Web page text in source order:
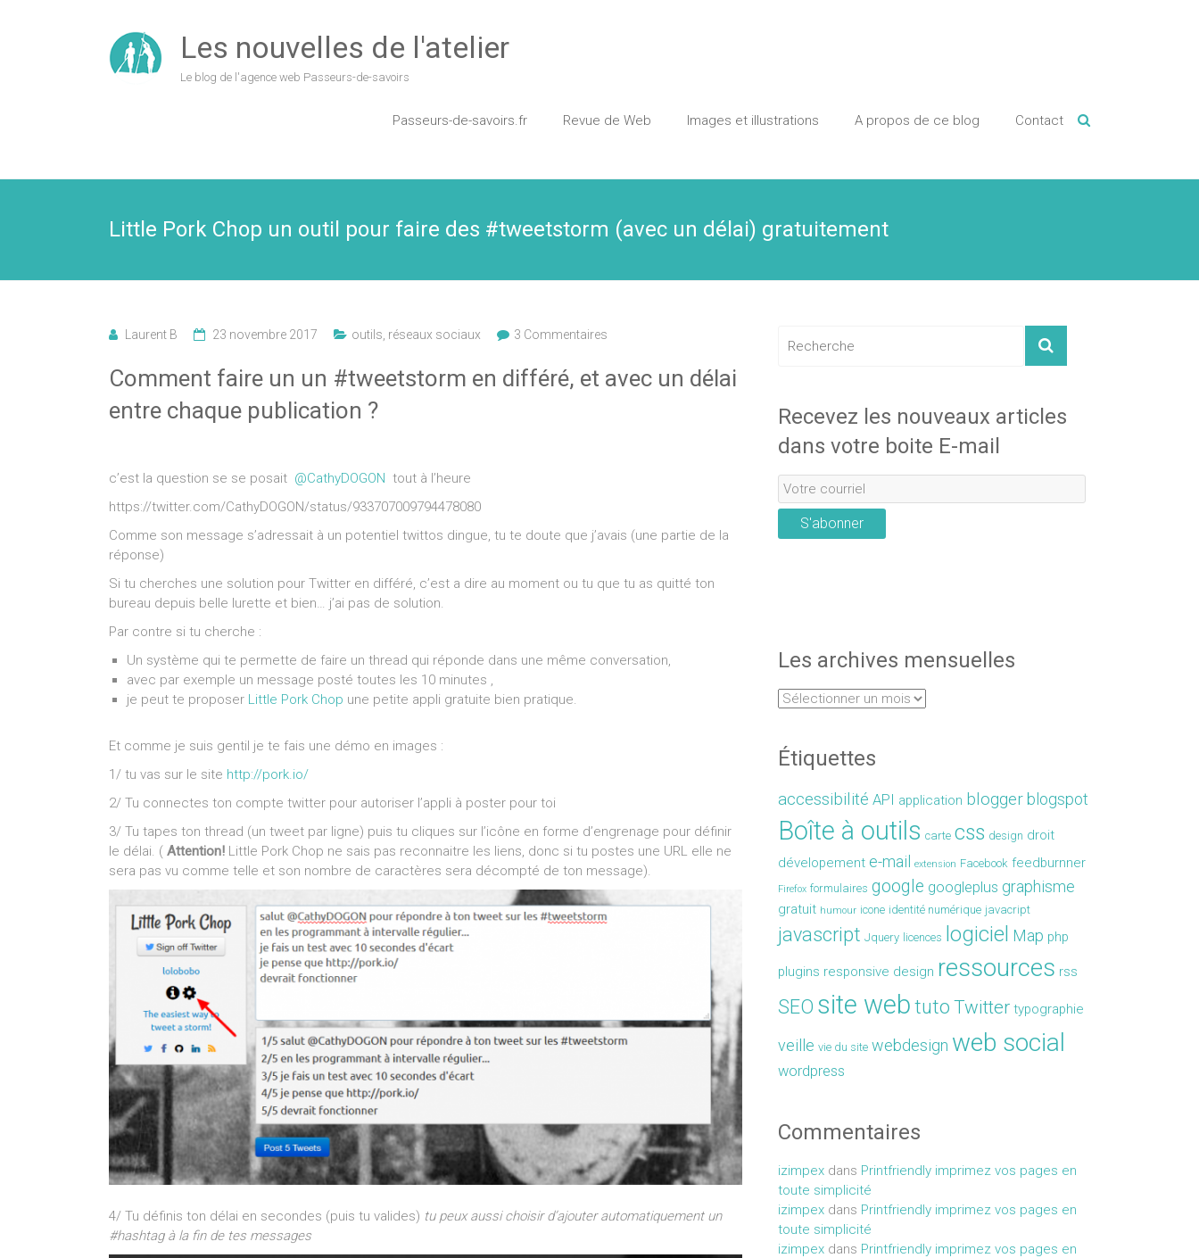
Les nouvelles de l'atelier
Le blog de l'agence web Passeurs-de-savoirs
Passeurs-de-savoirs.fr Revue de Web Images et illustrations A propos de ce blog Contact
Little Pork Chop un outil pour faire des #tweetstorm (avec un délai) gratuitement
Laurent B 23 novembre 2017 outils réseaux sociaux 3 Commentaires
Comment faire un un #tweetstorm en différé, et avec un délai
entre chaque publication ?
c’est la question se se posait @CathyDOGON tout à l’heure
https://twitter.com/CathyDOGON/status/933707009794478080
Comme son message s’adressait à un potentiel twittos dingue, tu te doute que j’avais (une partie de la
réponse)
Si tu cherches une solution pour Twitter en différé, c’est a dire au moment ou tu que tu as quitté ton
bureau depuis belle lurette et bien… j’ai pas de solution.
Par contre si tu cherche :
Un système qui te permette de faire un thread qui réponde dans une même conversation,
avec par exemple un message posté toutes les 10 minutes ,
je peut te proposer Little Pork Chop une petite appli gratuite bien pratique.
Et comme je suis gentil je te fais une démo en images :
1/ tu vas sur le site http://pork.io/
2/ Tu connectes ton compte twitter pour autoriser l’appli à poster pour toi
3/ Tu tapes ton thread (un tweet par ligne) puis tu cliques sur l’icône en forme d’engrenage pour définir
le délai. ( Attention! Little Pork Chop ne sais pas reconnaitre les liens, donc si tu postes une URL elle ne
sera pas vu comme telle et son nombre de caractères sera décompté de ton message).
4/ Tu définis ton délai en secondes (puis tu valides) tu peux aussi choisir d’ajouter automatiquement un
#hashtag à la fin de tes messages
Recevez les nouveaux articles
dans votre boite E-mail
S'abonner
Les archives mensuelles
Étiquettes
accessibilité API application blogger blogspot
Boîte à outils carte css design droit
dévelopement e-mail extension Facebook feedburnner
Firefox formulaires google googleplus graphisme
gratuit humour icone identité numérique javacript
javascript Jquery licences logiciel Map php
plugins responsive design ressources rss
SEO site web tuto Twitter typographie
veille vie du site webdesign web social
wordpress
Commentaires
izimpex dans Printfriendly imprimez vos pages en
toute simplicité
izimpex dans Printfriendly imprimez vos pages en
toute simplicité
izimpex dans Printfriendly imprimez vos pages en